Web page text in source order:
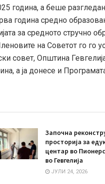
година, а беше
година средно
за средното стручно
на Советот го го
совет, Општина
а ја донесе и
Започна
просторија за
центар во
во Гевгелија
ЈУЛИ 24, 2026